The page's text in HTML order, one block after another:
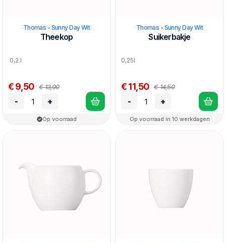
Thomas - Sunny Day Wit
Theekop
0,2 l
€ 9,50 € 13,00
- +
Op voorraad
Thomas - Sunny Day Wit
Suikerbakje
0,25l
€ 11,50 € 14,50
- +
Op voorraad in 10 werkdagen